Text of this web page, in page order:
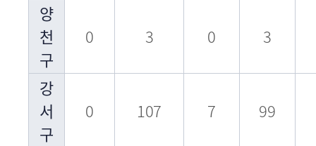
양
천
구
0 3 0 3
강
서
구
0 107 7 99